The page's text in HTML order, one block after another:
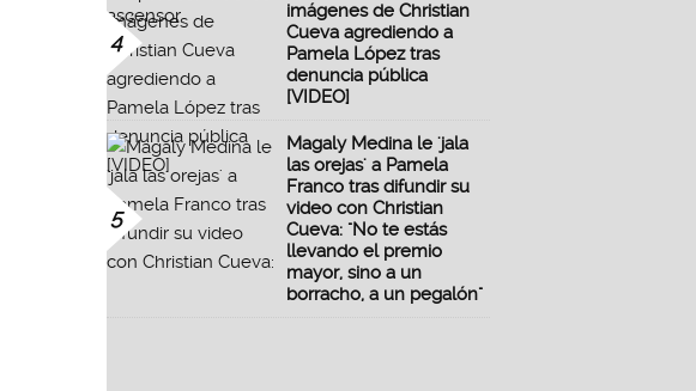
4
imágenes de Christian
Cueva agrediendo a
Pamela López tras
denuncia pública
[VIDEO]
5
Magaly Medina le 'jala
las orejas' a Pamela
Franco tras difundir su
video con Christian
Cueva: "No te estás
llevando el premio
mayor, sino a un
borracho, a un pegalón"